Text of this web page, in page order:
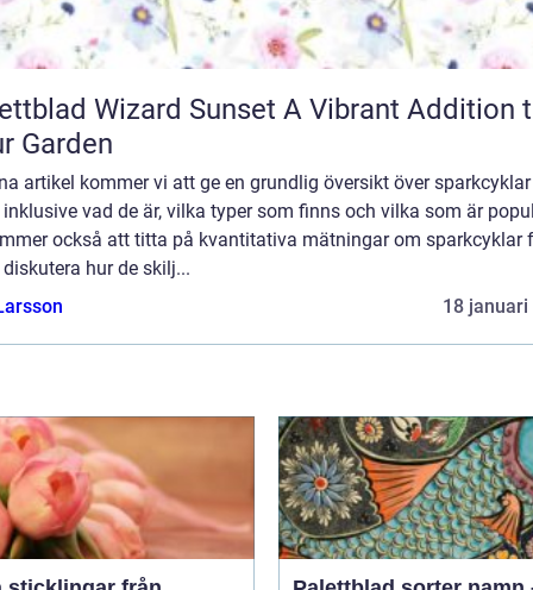
Wizard Sunset A Vibrant Addition to
Garden
artikel kommer vi att ge en grundlig översikt över
inklusive vad de är, vilka typer som finns och vilka som är
också att titta på kvantitativa mätningar om sparkcyklar
diskutera hur de skilj...
18 januari